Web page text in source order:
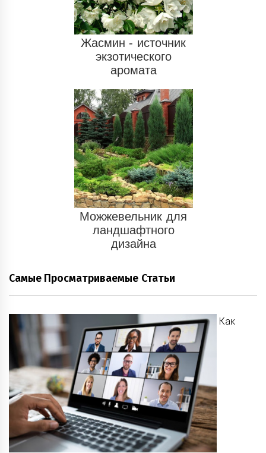
Жасмин - источник
экзотического
аромата
Можжевельник для
ландшафтного
дизайна
Самые Просматриваемые Статьи
Как